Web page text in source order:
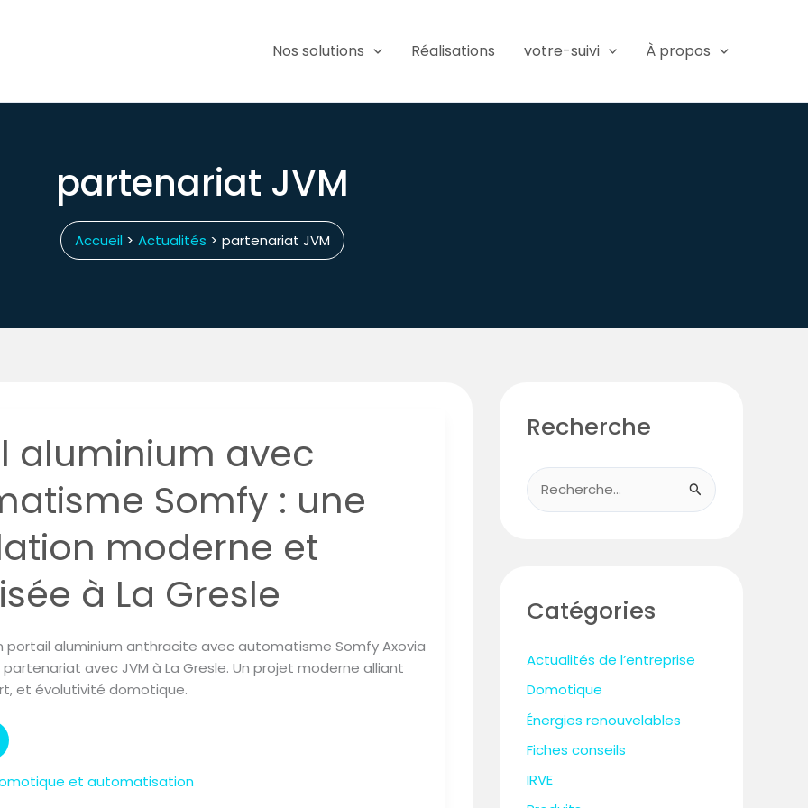
Nos solutions Réalisations votre-suivi À propos
partenariat JVM
Accueil Actualités partenariat JVM
aluminium avec
Somfy : une
moderne et
à La Gresle
portail aluminium anthracite avec automatisme Somfy Axovia
partenariat avec JVM à La Gresle. Un projet moderne alliant
et évolutivité domotique.
et automatisation
Recherche
R
e
c
h
:
Catégories
Actualités de l’entreprise
Domotique
Énergies renouvelables
Fiches conseils
IRVE